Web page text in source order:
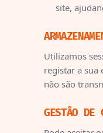
site,
Utilizamos
registar a sua
não são
GESTÃO DE